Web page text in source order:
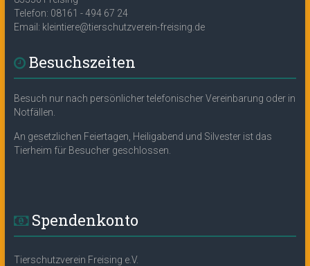
Telefon: 08161 - 494 67 24
Email: kleintiere@tierschutzverein-freising.de
Besuchszeiten
Besuch nur nach persönlicher telefonischer Vereinbarung oder in
Notfällen.
An gesetzlichen Feiertagen, Heiligabend und Silvester ist das
Tierheim für Besucher geschlossen.
Spendenkonto
Tierschutzverein Freising e.V.